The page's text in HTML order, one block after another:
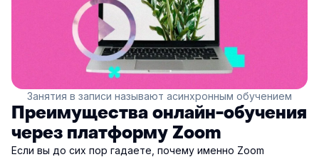
Занятия в записи называют асинхронным обучением
Преимущества онлайн-обучения
через платформу Zoom
Если вы до сих пор гадаете, почему именно Zoom